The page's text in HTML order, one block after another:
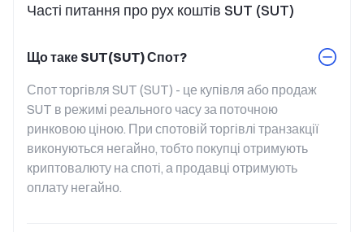
Часті питання про рух коштів SUT (SUT)
Що таке SUT(SUT) Спот?
Спот торгівля SUT (SUT) - це купівля або продаж
SUT в режимі реального часу за поточною
ринковою ціною. При спотовій торгівлі транзакції
виконуються негайно, тобто покупці отримують
криптовалюту на споті, а продавці отримують
оплату негайно.